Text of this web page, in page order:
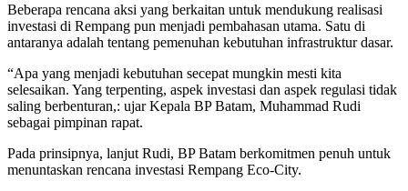
Beberapa rencana aksi yang berkaitan untuk mendukung realisasi
investasi di Rempang pun menjadi pembahasan utama. Satu di
antaranya adalah tentang pemenuhan kebutuhan infrastruktur dasar.
“Apa yang menjadi kebutuhan secepat mungkin mesti kita
selesaikan. Yang terpenting, aspek investasi dan aspek regulasi tidak
saling berbenturan,: ujar Kepala BP Batam, Muhammad Rudi
sebagai pimpinan rapat.
Pada prinsipnya, lanjut Rudi, BP Batam berkomitmen penuh untuk
menuntaskan rencana investasi Rempang Eco-City.